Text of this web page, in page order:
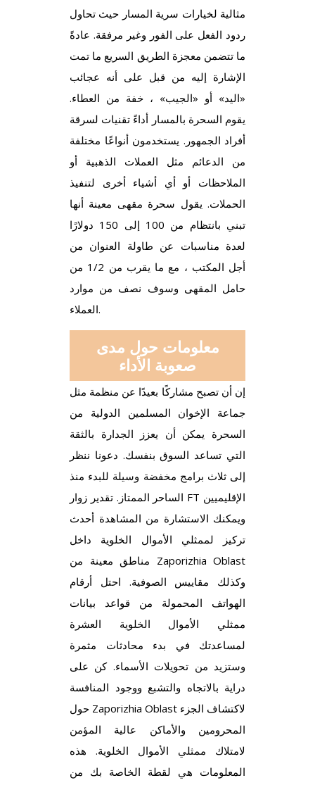
مثالية لخيارات سرية المسار حيث تحاول
ردود الفعل على الفور وغير مرفقة. عادةً
ما تتضمن معجزة الطريق السريع ما تمت
الإشارة إليه من قبل على أنه عجائب
«اليد» أو «الجيب» ، خفة من العطاء.
يقوم السحرة بالمسار أداءً تقنيات لسرقة
أفراد الجمهور. يستخدمون أنواعًا مختلفة
من الدعائم مثل العملات الذهبية أو
الملاحظات أو أي أشياء أخرى لتنفيذ
الحملات. يقول سحرة مقهى معينة أنها
تبني بانتظام من 100 إلى 150 دولارًا
لعدة مناسبات عن طاولة العنوان من
أجل المكتب ، مع ما يقرب من 1/2 من
حامل المقهى وسوف نصف من موارد
العملاء.
معلومات حول مدى
صعوبة الأداء
إن أن تصبح مشاركًا بعيدًا عن منظمة مثل
جماعة الإخوان المسلمين الدولية من
السحرة يمكن أن يعزز الجدارة بالثقة
التي تساعد السوق بنفسك. دعونا ننظر
إلى ثلاث برامج مخفضة وسيلة للبدء منذ
الساحر الممتاز. تقدير زوار FT الإقليميين
ويمكنك الاستشارة من المشاهدة أحدث
تركيز لممثلي الأموال الخلوية داخل
مناطق معينة من Zaporizhia Oblast
وكذلك مقاييس الصوفية. احتل أرقام
الهواتف المحمولة من قواعد بيانات
ممثلي الأموال الخلوية العشرة
لمساعدتك في بدء محادثات مثمرة
وستزيد من تحويلات الأسماء. كن على
دراية بالاتجاه والتشبع ووجود المنافسة
حول Zaporizhia Oblast لاكتشاف الجزء
المحرومين والأماكن عالية المؤمن
لامتلاك ممثلي الأموال الخلوية. هذه
المعلومات هي لقطة الخاصة بك من